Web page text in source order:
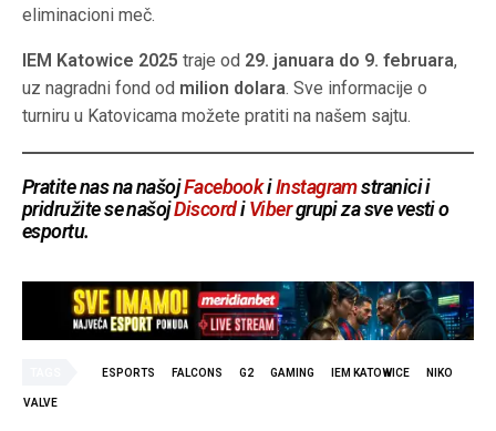
eliminacioni meč.
IEM Katowice 2025 traje od 29. januara do 9. februara,
uz nagradni fond od milion dolara. Sve informacije o
turniru u Katovicama možete pratiti na našem sajtu.
Pratite nas na našojFacebookiInstagramstranici i
pridružite se našojDiscordiVibergrupi za sve vesti o
esportu.
ESPORTS FALCONS G2 GAMING IEM KATOWICE NIKO
VALVE